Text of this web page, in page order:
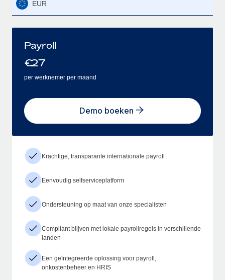
EUR
Payroll
€27
per werknemer per maand
Demo boeken
Krachtige, transparante internationale payroll
Eenvoudig selfserviceplatform
Ondersteuning op maat van onze specialisten
Compliant blijven met lokale payrollregels in verschillende
landen
Een geïntegreerde oplossing voor payroll,
onkostenbeheer en HRIS